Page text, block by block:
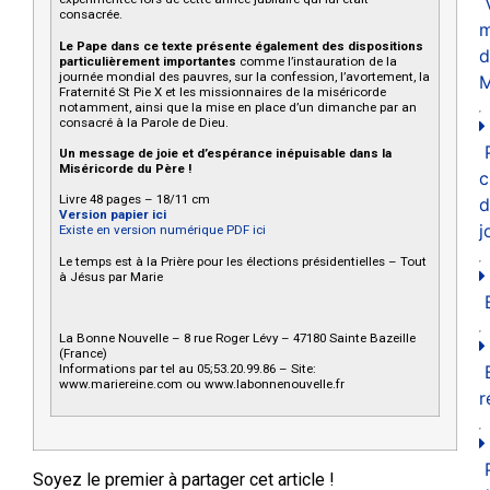
consacrée.
Le Pape dans ce texte présente également des dispositions
particulièrement importantes comme l’instauration de la
journée mondial des pauvres, sur la confession, l’avortement, la
Fraternité St Pie X et les missionnaires de la miséricorde
notamment, ainsi que la mise en place d’un dimanche par an
consacré à la Parole de Dieu.
Un message de joie et d’espérance inépuisable dans la
Miséricorde du Père !
Livre 48 pages – 18/11 cm
Version papier ici
Existe en version numérique PDF ici
Le temps est à la Prière pour les élections présidentielles – Tout
à Jésus par Marie
La Bonne Nouvelle – 8 rue Roger Lévy – 47180 Sainte Bazeille
(France)
Informations par tel au 05;53.20.99.86 – Site:
www.mariereine.com ou www.labonnenouvelle.fr
Soyez le premier à partager cet article !